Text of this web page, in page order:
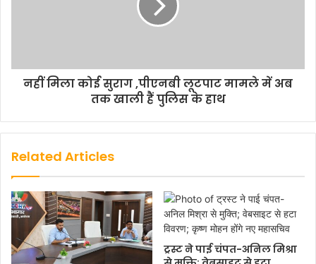
नहीं मिला कोई सुराग ,पीएनबी लूटपाट मामले में अब
तक खाली हैं पुलिस के हाथ
Related Articles
ट्रस्ट ने पाई चंपत-अनिल मिश्रा